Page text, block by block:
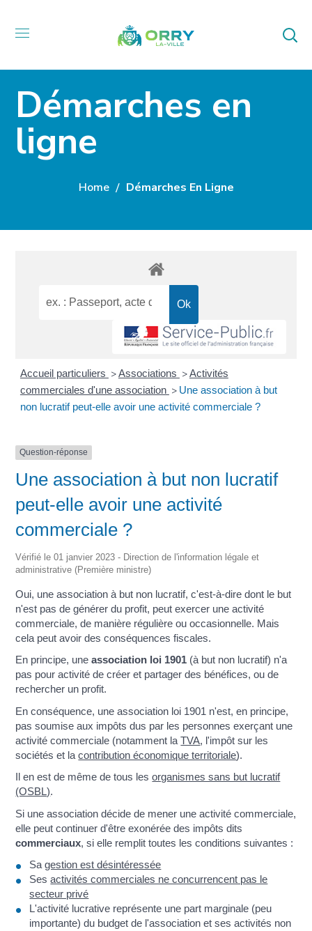
Démarches en
ligne
Home Démarches En Ligne
Accueil particuliers >Associations >Activités
commerciales d'une association > Une association à but
non lucratif peut-elle avoir une activité commerciale ?
Question-réponse
Une association à but non lucratif
peut-elle avoir une activité
commerciale ?
Vérifié le 01 janvier 2023 - Direction de l'information légale et
administrative (Première ministre)
Oui, une association à but non lucratif, c'est-à-dire dont le but
n'est pas de générer du profit, peut exercer une activité
commerciale, de manière régulière ou occasionnelle. Mais
cela peut avoir des conséquences fiscales.
En principe, uneassociation loi 1901 (à but non lucratif) n'a
pas pour activité de créer et partager des bénéfices, ou de
rechercher un profit.
En conséquence, une association loi 1901 n'est, en principe,
pas soumise aux impôts dus par les personnes exerçant une
activité commerciale (notamment laTVA, l'impôt sur les
sociétés et lacontribution économique territoriale).
Il en est de même de tous lesorganismes sans but lucratif
(OSBL).
Si une association décide de mener une activité commerciale,
elle peut continuer d'être exonérée des impôts dits
commerciaux, si elle remplit toutes les conditions suivantes :
Sagestion est désintéressée
Sesactivités commerciales ne concurrencent pas le
secteur privé
L'activité lucrative représente une part marginale (peu
importante) du budget de l'association et ses activités non